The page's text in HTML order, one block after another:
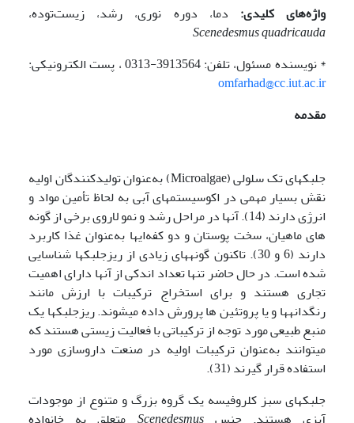
واژه‌های کلیدی: دما، دوره نوری، رشد، زیست‌توده،
Scenedesmus quadricauda
* نویسنده مسئول، تلفن: 3913564-0313 ، پست الکترونیکی:
omfarhad@cc.iut.ac.ir
مقدمه
جلبک­های تک سلولی (Microalgae) به‌عنوان تولیدکنندگان اولیه
نقش بسیار مهمی در اکوسیستم­های آبی به لحاظ تأمین مواد و
انرژی دارند (14). آنها در مراحل رشد و نمو لاروی برخی از گونه
های ماهیان، سخت پوستان و دو کفه‌ای­ها به‌عنوان غذا کاربرد
دارند (6 و 30). تاکنون گونه­های زیادی از ریزجلبک­ها شناسایی
شده است. در حال حاضر تنها تعداد اندکی از آنها دارای اهمیت
تجاری هستند و برای استخراج ترکیبات با ارزش مانند
رنگدانه­ها و یا پروتئین ها پرورش داده می­شوند. ریزجلبک­ها یک
منبع طبیعی مورد توجه از ترکیباتی با فعالیت زیستی هستند که
می­توانند به‌عنوان ترکیبات اولیه در صنعت داروسازی مورد
استفاده قرار گیرند (31).
جلبک­های سبز کلروفیسه یک گروه بزرگ و متنوع از موجودات